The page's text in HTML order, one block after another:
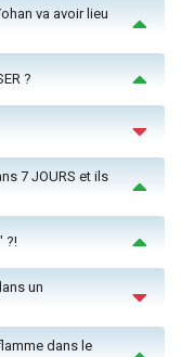
va avoir lieu
?
7 JOURS et ils
?!
un
dans le